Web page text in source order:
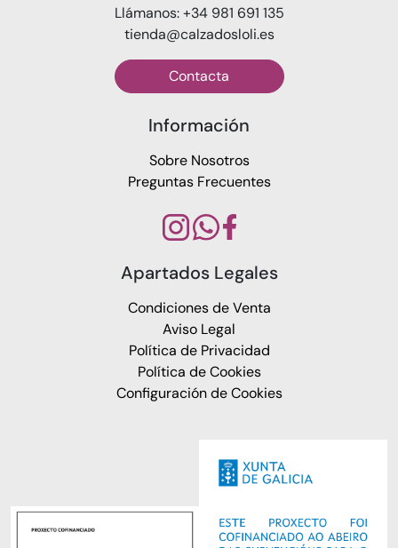
Llámanos: +34 981 691 135
tienda@calzadosloli.es
Contacta
Información
Sobre Nosotros
Preguntas Frecuentes
Apartados Legales
Condiciones de Venta
Aviso Legal
Política de Privacidad
Política de Cookies
Configuración de Cookies